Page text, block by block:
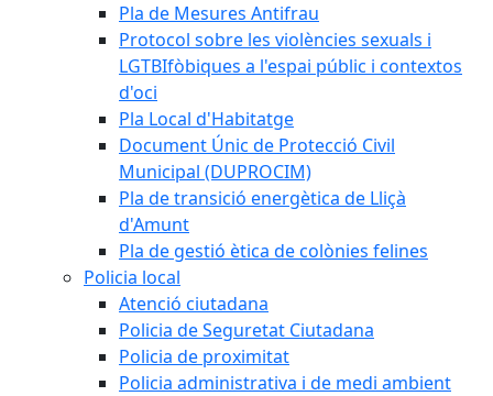
Pla de Mesures Antifrau
Protocol sobre les violències sexuals i
LGTBIfòbiques a l'espai públic i contextos
d'oci
Pla Local d'Habitatge
Document Únic de Protecció Civil
Municipal (DUPROCIM)
Pla de transició energètica de Lliçà
d'Amunt
Pla de gestió ètica de colònies felines
Policia local
Atenció ciutadana
Policia de Seguretat Ciutadana
Policia de proximitat
Policia administrativa i de medi ambient